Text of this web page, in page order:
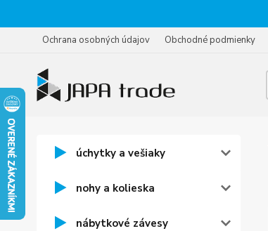
Ochrana osobných údajov Obchodné podmienky
úchytky a vešiaky
nohy a kolieska
nábytkové závesy